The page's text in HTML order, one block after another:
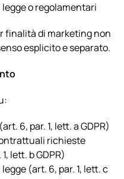
o regolamentari
finalità di marketing non
esplicito e separato.
6, par. 1, lett. a GDPR)
richieste
lett. b GDPR)
(art. 6, par. 1, lett. c